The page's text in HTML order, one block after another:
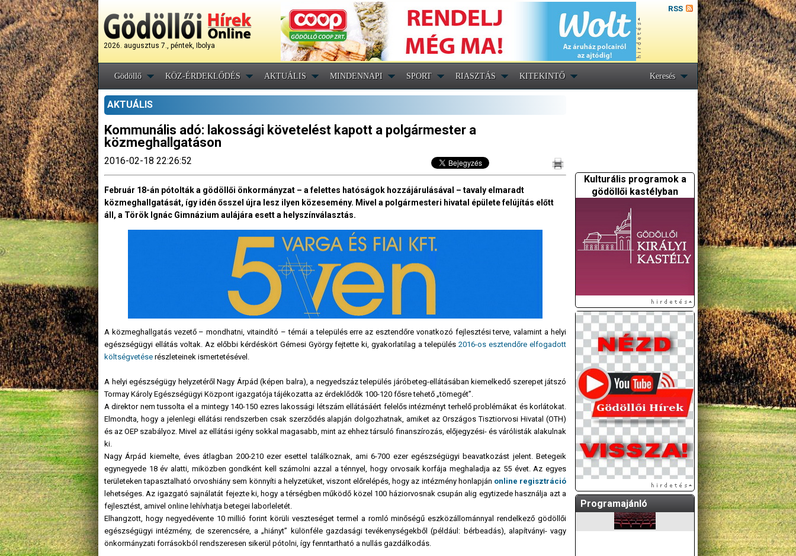
2026. augusztus 7., péntek, Ibolya
RSS
Gödöllő KÖZ-ÉRDEKLŐDÉS AKTUÁLIS MINDENNAPI SPORT RIASZTÁS KITEKINTŐ Keresés
AKTUÁLIS
Kommunális adó: lakossági követelést kapott a polgármester a
közmeghallgatáson
2016-02-18 22:26:52
Február 18-án pótolták a gödöllői önkormányzat – a felettes hatóságok hozzájárulásával – tavaly elmaradt
közmeghallgatását, így idén ősszel újra lesz ilyen közesemény. Mivel a polgármesteri hivatal épülete felújítás előtt
áll, a Török Ignác Gimnázium aulájára esett a helyszínválasztás.
A közmeghallgatás vezető – mondhatni, vitaindító – témái a település erre az esztendőre vonatkozó fejlesztési terve, valamint a helyi
egészségügyi ellátás voltak. Az előbbi kérdéskört Gémesi György fejtette ki, gyakorlatilag a település2016-os esztendőre elfogadott
költségvetése részleteinek ismertetésével.
A helyi egészségügy helyzetéről Nagy Árpád (képen balra), a negyedszáz település járóbeteg-ellátásában kiemelkedő szerepet játszó
Tormay Károly Egészségügyi Központ igazgatója tájékozatta az érdeklődők 100-120 fősre tehető „tömegét”.
A direktor nem tussolta el a mintegy 140-150 ezres lakossági létszám ellátásáért felelős intézményt terhelő problémákat és korlátokat.
Elmondta, hogy a jelenlegi ellátási rendszerben csak szerződés alapján dolgozhatnak, amiket az Országos Tisztiorvosi Hivatal (OTH)
és az OEP szabályoz. Mivel az ellátási igény sokkal magasabb, mint az ehhez társuló finanszírozás, előjegyzési- és várólisták alakulnak
ki.
Nagy Árpád kiemelte, éves átlagban 200-210 ezer esettel találkoznak, ami 6-700 ezer egészségügyi beavatkozást jelent. Betegeik
egynegyede 18 év alatti, miközben gondként kell számolni azzal a ténnyel, hogy orvosaik korfája meghaladja az 55 évet. Az egyes
területeken tapasztalható orvoshiány sem könnyíti a helyzetüket, viszont előrelépés, hogy az intézmény honlapján online regisztráció
lehetséges. Az igazgató sajnálatát fejezte ki, hogy a térségben működő közel 100 háziorvosnak csupán alig egytizede használja azt a
fejlesztést, amivel online lehívhatja betegei laborleletét.
Elhangzott, hogy negyedévente 10 millió forint körüli veszteséget termel a romló minőségű eszközállománnyal rendelkező gödöllői
egészségügyi intézmény, de szerencsére, a „hiányt” különféle gazdasági tevékenységekből (például: bérbeadás), alapítványi- vagy
önkormányzati forrásokból rendszeresen sikerül pótolni, így fenntartható a nullás gazdálkodás.
Kulturális programok a
gödöllői kastélyban
Programajánló
A GÖDÖLLŐI ÉS
KÖRNYÉKBELI
KULTURÁLIS- ÉS
SPORTPROGRAMOKAT
KÖZÖSSÉGI
OLDALUNKON TESSZÜK
KÖZZÉ!